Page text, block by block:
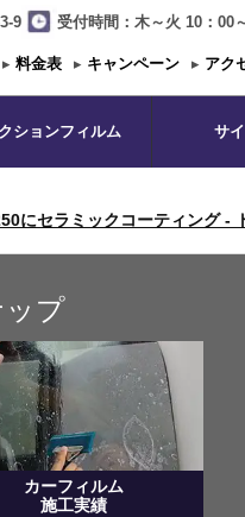
9 受付時間：木～火 10：00
▸ 料金表 ▸ キャンペーン ▸ アク
ションフィルム サ
にセラミックコーティング -
ップ
カーフィルム
施工実績